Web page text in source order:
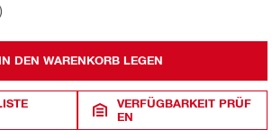
IN DEN WARENKORB LEGEN
VERFÜGBARKEIT PRÜF
EN